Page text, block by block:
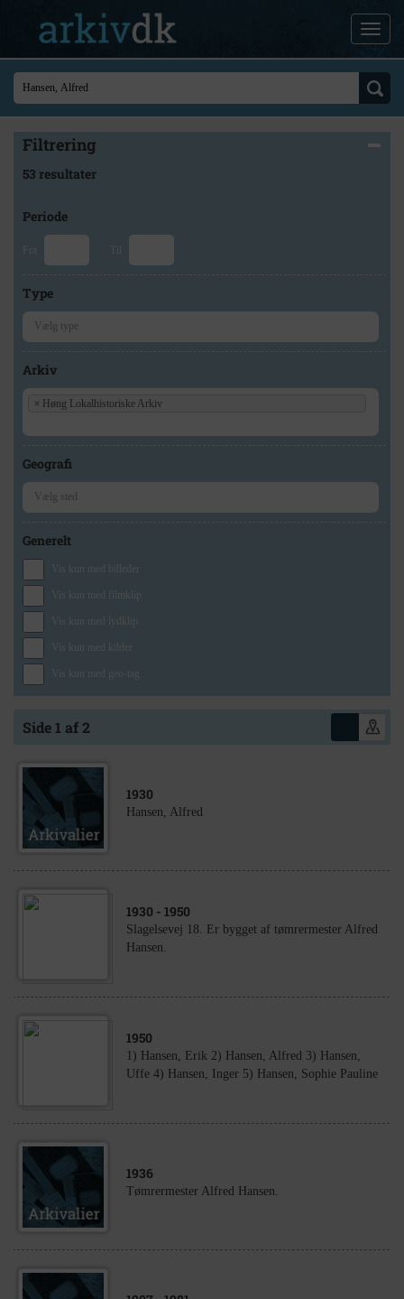
Filtrering
53 resultater
Periode
Fra Til
Type
Arkiv
× Høng Lokalhistoriske Arkiv
Geografi
Generelt
Vis kun med billeder
Vis kun med filmklip
Vis kun med lydklip
Vis kun med kilder
Vis kun med geo-tag
Side 1 af 2
1930
Hansen, Alfred
1930 - 1950
Slagelsevej 18. Er bygget af tømrermester Alfred
Hansen.
1950
1) Hansen, Erik 2) Hansen, Alfred 3) Hansen,
Uffe 4) Hansen, Inger 5) Hansen, Sophie Pauline
1936
Tømrermester Alfred Hansen.